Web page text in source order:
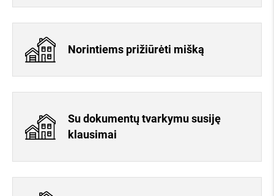
Norintiems prižiūrėti mišką
Su dokumentų tvarkymu susiję
klausimai